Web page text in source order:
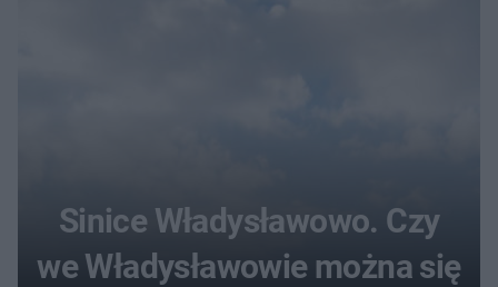
Sinice Władysławowo. Czy
we Władysławowie można się